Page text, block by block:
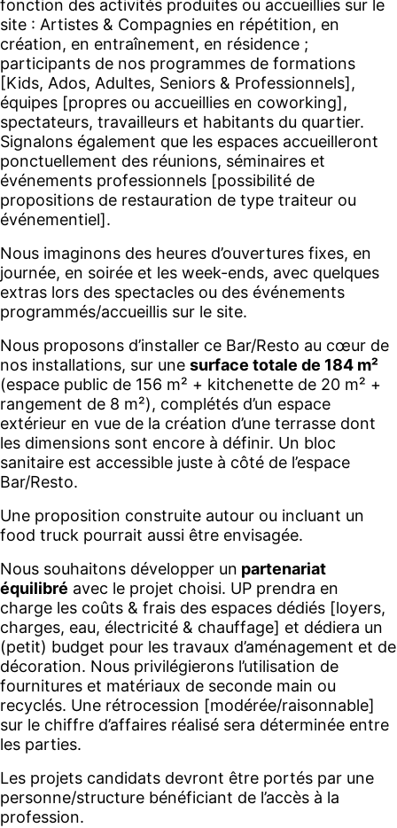
fonction des activités produites ou accueillies sur le
site : Artistes & Compagnies en répétition, en
création, en entraînement, en résidence ;
participants de nos programmes de formations
[Kids, Ados, Adultes, Seniors & Professionnels],
équipes [propres ou accueillies en coworking],
spectateurs, travailleurs et habitants du quartier.
Signalons également que les espaces accueilleront
ponctuellement des réunions, séminaires et
événements professionnels [possibilité de
propositions de restauration de type traiteur ou
événementiel].
Nous imaginons des heures d’ouvertures fixes, en
journée, en soirée et les week-ends, avec quelques
extras lors des spectacles ou des événements
programmés/accueillis sur le site.
Nous proposons d’installer ce Bar/Resto au cœur de
nos installations, sur une surface totale de 184 m²
(espace public de 156 m² + kitchenette de 20 m² +
rangement de 8 m²), complétés d’un espace
extérieur en vue de la création d’une terrasse dont
les dimensions sont encore à définir. Un bloc
sanitaire est accessible juste à côté de l’espace
Bar/Resto.
Une proposition construite autour ou incluant un
food truck pourrait aussi être envisagée.
Nous souhaitons développer un partenariat
équilibré avec le projet choisi. UP prendra en
charge les coûts & frais des espaces dédiés [loyers,
charges, eau, électricité & chauffage] et dédiera un
(petit) budget pour les travaux d’aménagement et de
décoration. Nous privilégierons l’utilisation de
fournitures et matériaux de seconde main ou
recyclés. Une rétrocession [modérée/raisonnable]
sur le chiffre d’affaires réalisé sera déterminée entre
les parties.
Les projets candidats devront être portés par une
personne/structure bénéficiant de l’accès à la
profession.